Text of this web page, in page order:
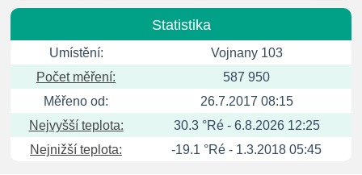
Statistika
Umístění:
Vojnany 103
Počet měření:
587 950
Měřeno od:
26.7.2017 08:15
Nejvyšší teplota:
30.3 °Ré - 6.8.2026 12:25
Nejnižší teplota:
-19.1 °Ré - 1.3.2018 05:45